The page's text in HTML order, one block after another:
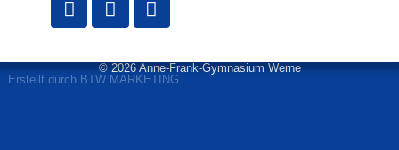
© 2026 Anne-Frank-Gymnasium Werne
Erstellt durch BTW MARKETING